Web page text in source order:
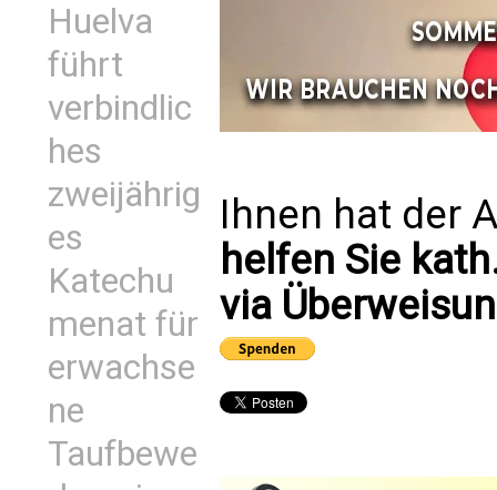
Huelva
führt
verbindlic
hes
zweijährig
es
Katechu
menat für
erwachse
ne
Taufbewe
Ihnen hat der
helfen Sie
via